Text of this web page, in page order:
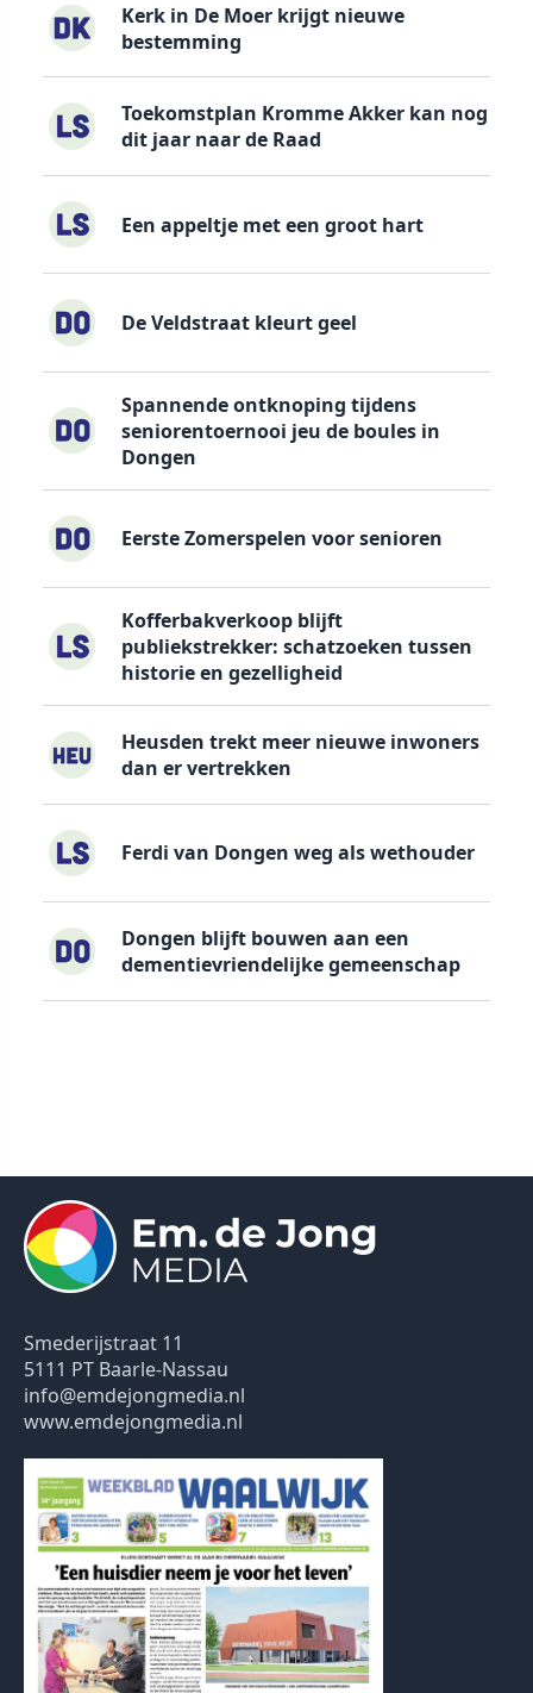
Kerk in De Moer krijgt nieuwe
bestemming
Toekomstplan Kromme Akker kan nog
dit jaar naar de Raad
Een appeltje met een groot hart
De Veldstraat kleurt geel
Spannende ontknoping tijdens
seniorentoernooi jeu de boules in
Dongen
Eerste Zomerspelen voor senioren
Kofferbakverkoop blijft
publiekstrekker: schatzoeken tussen
historie en gezelligheid
Heusden trekt meer nieuwe inwoners
dan er vertrekken
Ferdi van Dongen weg als wethouder
Dongen blijft bouwen aan een
dementievriendelijke gemeenschap
Smederijstraat 11
5111 PT Baarle-Nassau
info@emdejongmedia.nl
www.emdejongmedia.nl